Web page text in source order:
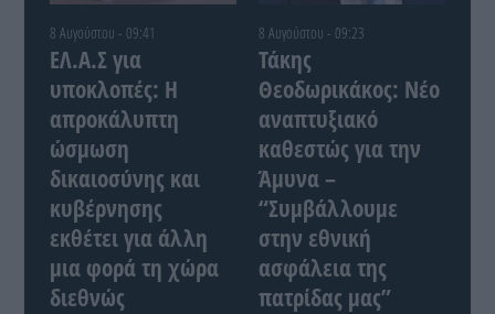
8 Αυγούστου - 09:41
ΕΛ.Α.Σ για
υποκλοπές: Η
απροκάλυπτη
ώσμωση
δικαιοσύνης και
κυβέρνησης
εκθέτει για άλλη
μια φορά τη χώρα
διεθνώς
8 Αυγούστου - 09:23
Τάκης
Θεοδωρικάκος: Νέο
αναπτυξιακό
καθεστώς για την
Άμυνα –
“Συμβάλλουμε
στην εθνική
ασφάλεια της
πατρίδας μας”